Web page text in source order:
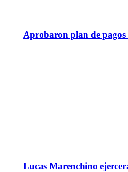
Aprobaron plan de
Lucas Marenchino